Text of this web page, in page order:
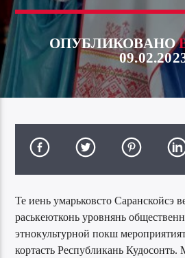
ОПУБЛИКОВАНО
Те иень умарьковсто Саранскойсэ
раськеютконь уровнянь
этнокультурной покш
кортасть Республикань